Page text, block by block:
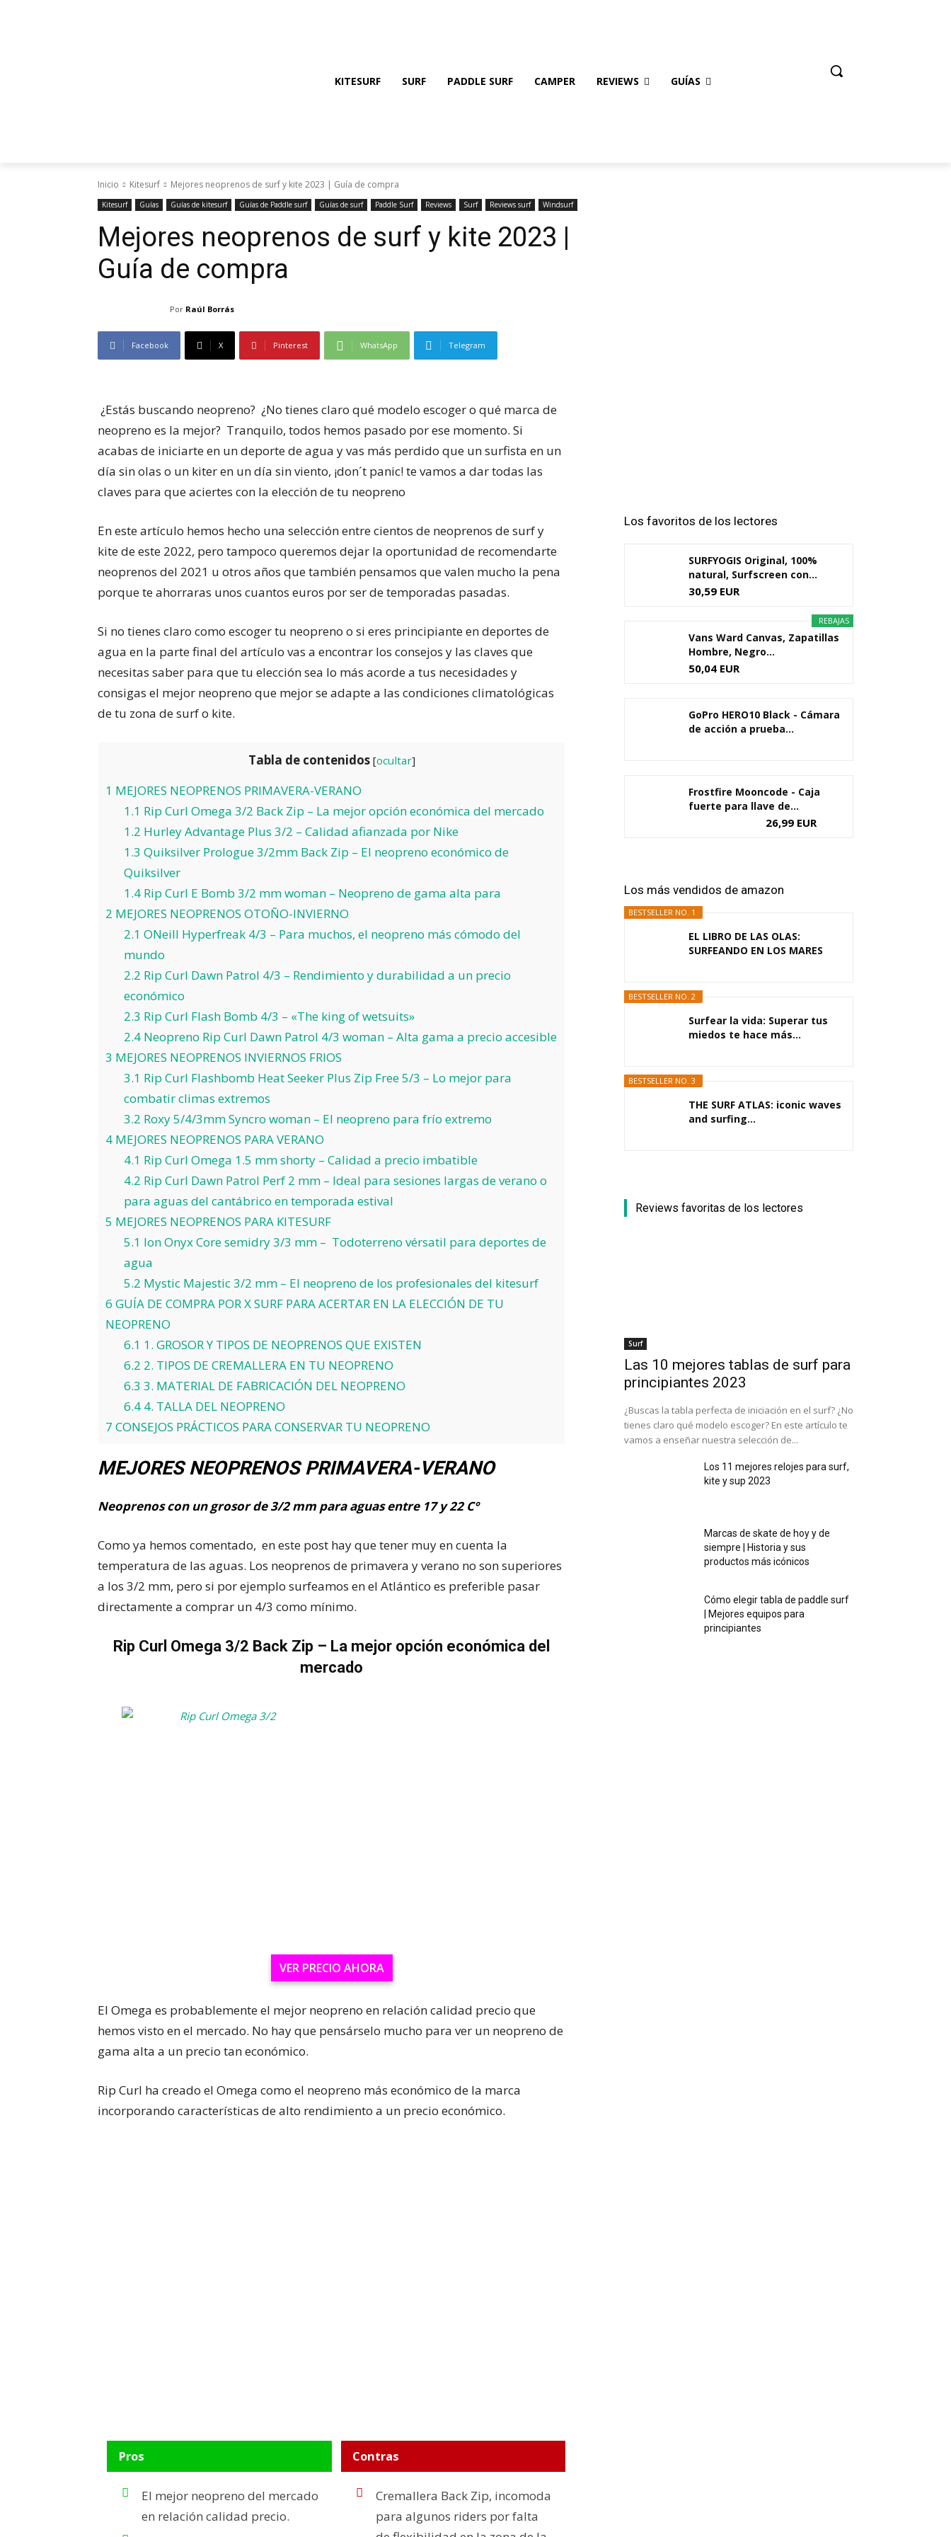
KITESURF SURF PADDLE SURF CAMPER REVIEWS GUÍAS
Inicio Kitesurf Mejores neoprenos de surf y kite 2023 | Guía de compra
Kitesurf Guías Guías de kitesurf Guías de Paddle surf Guías de surf Paddle Surf Reviews Surf Reviews surf Windsurf
Mejores neoprenos de surf y kite 2023 |
Guía de compra
Por Raúl Borrás
Facebook X Pinterest WhatsApp Telegram
¿Estás buscando neopreno? ¿No tienes claro qué modelo escoger o qué marca de
neopreno es la mejor? Tranquilo, todos hemos pasado por ese momento. Si
acabas de iniciarte en un deporte de agua y vas más perdido que un surfista en un
día sin olas o un kiter en un día sin viento, ¡don´t panic! te vamos a dar todas las
claves para que aciertes con la elección de tu neopreno
En este artículo hemos hecho una selección entre cientos de neoprenos de surf y
kite de este 2022, pero tampoco queremos dejar la oportunidad de recomendarte
neoprenos del 2021 u otros años que también pensamos que valen mucho la pena
porque te ahorraras unos cuantos euros por ser de temporadas pasadas.
Si no tienes claro como escoger tu neopreno o si eres principiante en deportes de
agua en la parte final del artículo vas a encontrar los consejos y las claves que
necesitas saber para que tu elección sea lo más acorde a tus necesidades y
consigas el mejor neopreno que mejor se adapte a las condiciones climatológicas
de tu zona de surf o kite.
Tabla de contenidos [ocultar]
1 MEJORES NEOPRENOS PRIMAVERA-VERANO
1.1 Rip Curl Omega 3/2 Back Zip – La mejor opción económica del mercado
1.2 Hurley Advantage Plus 3/2 – Calidad afianzada por Nike
1.3 Quiksilver Prologue 3/2mm Back Zip – El neopreno económico de
Quiksilver
1.4Rip Curl E Bomb 3/2 mm woman – Neopreno de gama alta para
2 MEJORES NEOPRENOS OTOÑO-INVIERNO
2.1 ONeill Hyperfreak 4/3 – Para muchos, el neopreno más cómodo del
mundo
2.2 Rip Curl Dawn Patrol 4/3 – Rendimiento y durabilidad a un precio
económico
2.3 Rip Curl Flash Bomb 4/3 – «The king of wetsuits»
2.4Neopreno Rip Curl Dawn Patrol 4/3 woman – Alta gama a precio accesible
3 MEJORES NEOPRENOS INVIERNOS FRIOS
3.1 Rip Curl Flashbomb Heat Seeker Plus Zip Free 5/3 – Lo mejor para
combatir climas extremos
3.2 Roxy 5/4/3mm Syncro woman – El neopreno para frío extremo
4 MEJORES NEOPRENOS PARA VERANO
4.1 Rip Curl Omega 1.5 mm shorty – Calidad a precio imbatible
4.2 Rip Curl Dawn Patrol Perf 2 mm – Ideal para sesiones largas de verano o
para aguas del cantábrico en temporada estival
5 MEJORES NEOPRENOS PARA KITESURF
5.1 Ion Onyx Core semidry 3/3 mm – Todoterreno vérsatil para deportes de
agua
5.2 Mystic Majestic 3/2 mm – El neopreno de los profesionales del kitesurf
6 GUÍA DE COMPRA POR X SURF PARA ACERTAR EN LA ELECCIÓN DE TU
NEOPRENO
6.1 1. GROSOR Y TIPOS DE NEOPRENOS QUE EXISTEN
6.2 2. TIPOS DE CREMALLERA EN TU NEOPRENO
6.3 3. MATERIAL DE FABRICACIÓN DEL NEOPRENO
6.44. TALLA DEL NEOPRENO
7 CONSEJOS PRÁCTICOS PARA CONSERVAR TU NEOPRENO
MEJORES NEOPRENOS PRIMAVERA-VERANO
Neoprenos con un grosor de 3/2 mm para aguas entre 17 y 22 Cº
Como ya hemos comentado, en este post hay que tener muy en cuenta la
temperatura de las aguas. Los neoprenos de primavera y verano no son superiores
a los 3/2 mm, pero si por ejemplo surfeamos en el Atlántico es preferible pasar
directamente a comprar un 4/3 como mínimo.
Rip Curl Omega 3/2 Back Zip – La mejor opción económica del
mercado
VER PRECIO AHORA
El Omega es probablemente el mejor neopreno en relación calidad precio que
hemos visto en el mercado. No hay que pensárselo mucho para ver un neopreno de
gama alta a un precio tan económico.
Rip Curl ha creado el Omega como el neopreno más económico de la marca
incorporando características de alto rendimiento a un precio económico.
Pros
El mejor neopreno del mercado
en relación calidad precio.
Contras
Cremallera Back Zip, incomoda
para algunos riders por falta
Los favoritos de los lectores
SURFYOGIS Original, 100%
natural, Surfscreen con...
30,59 EUR
REBAJAS
Vans Ward Canvas, Zapatillas
Hombre, Negro...
50,04 EUR
GoPro HERO10 Black - Cámara
de acción a prueba...
Frostfire Mooncode - Caja
fuerte para llave de...
26,99 EUR
Los más vendidos de amazon
BESTSELLER NO. 1
EL LIBRO DE LAS OLAS:
SURFEANDO EN LOS MARES
BESTSELLER NO. 2
Surfear la vida: Superar tus
miedos te hace más...
BESTSELLER NO. 3
THE SURF ATLAS: iconic waves
and surfing...
Reviews favoritas de los lectores
Surf
Las 10 mejores tablas de surf para
principiantes 2023
¿Buscas la tabla perfecta de iniciación en el surf? ¿No
tienes claro qué modelo escoger? En este artículo te
vamos a enseñar nuestra selección de...
Los 11 mejores relojes para surf,
kite y sup 2023
Marcas de skate de hoy y de
siempre | Historia y sus
productos más icónicos
Cómo elegir tabla de paddle surf
| Mejores equipos para
principiantes